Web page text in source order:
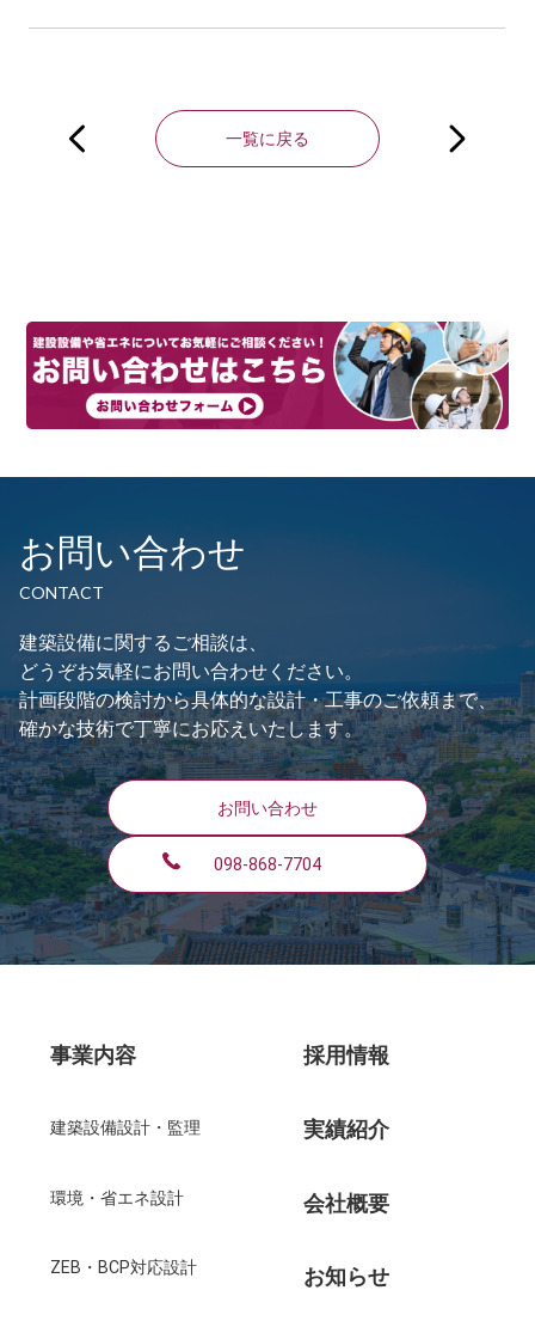
一覧に戻る
お問い合わせ
CONTACT
建築設備に関するご相談は、
どうぞお気軽にお問い合わせください。
計画段階の検討から具体的な設計・工事のご依頼まで、
確かな技術で丁寧にお応えいたします。
お問い合わせ
098-868-7704
事業内容
建築設備設計・監理
環境・省エネ設計
ZEB・BCP対応設計
採用情報
実績紹介
会社概要
お知らせ